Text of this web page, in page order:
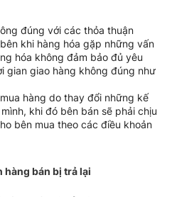
đúng với các thỏa thuận
khi hàng hóa gặp những vấn
hóa không đảm bảo đủ yêu
gian giao hàng không đúng như
hàng do thay đổi những kế
khi đó bên bán sẽ phải chịu
bên mua theo các điều khoản
hàng bán bị trả lại